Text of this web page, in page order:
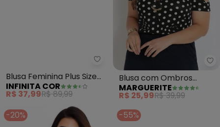
Infinita Cor - Blusa Feminina
Blusa Feminina Plus Size
(Bege)
INFINITA COR
R$ 37,99R$ 89,99
Blusa com Ombros
Vazados (Poá) Plus Size
MARGUERITE
R$ 25,99R$ 39,99
-20%
-55%